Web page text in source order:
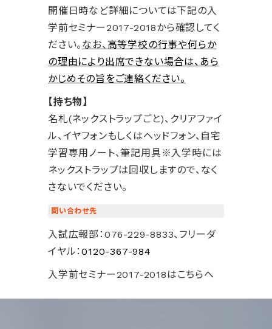
開催日時など詳細については下記の入
学前セミナー2017-2018から確認してく
ださい。 なお、高等学校の行事や何らか
の理由により出席できない場合は、あら
かじめその旨をご連絡ください。
【持ち物】
名札(ネックストラップごと)、クリアファイ
ル、イヤフォンもしくはヘッドフォン、自宅
学習専用ノート、筆記用具※入学時には
ネックストラップは回収しますので、なく
さないでください。
問い合わせ先
入試広報部：076-229-8833、フリーダ
イヤル：0120-367-984
入学前セミナー2017-2018はこちらへ